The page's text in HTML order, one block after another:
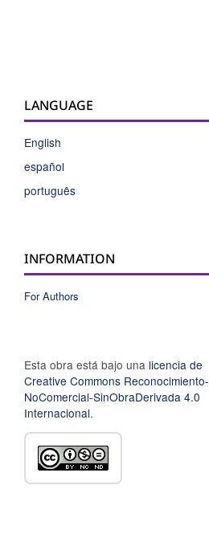
LANGUAGE
English
español
português
INFORMATION
For Authors
Esta obra está bajo una licencia de
Creative Commons Reconocimiento-
NoComercial-SinObraDerivada 4.0
Internacional.